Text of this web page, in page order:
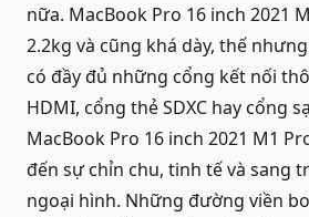
nữa. MacBook Pro 16 inch 2021
2.2kg và cũng khá dày, thế
có đầy đủ những cổng kết nối
HDMI, cổng thẻ SDXC hay cổng
MacBook Pro 16 inch 2021 M1
đến sự chỉn chu, tinh tế và sang
ngoại hình. Những đường viền